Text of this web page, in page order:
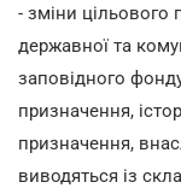
- зміни цільового
державної та
заповідного
призначення,
призначення,
виводяться із